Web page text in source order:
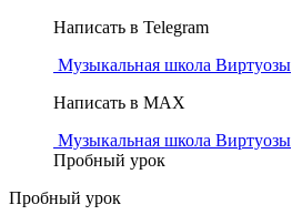
Написать в Telegram
Музыкальная школа Виртуозы
Написать в MAX
Музыкальная школа Виртуозы
Пробный урок
Пробный урок